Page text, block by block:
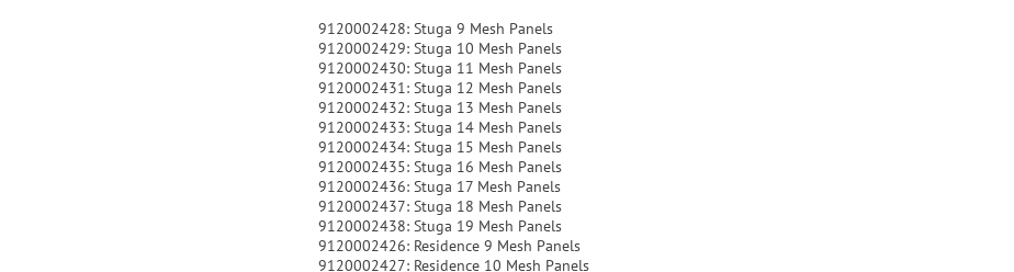
9120002428: Stuga 9 Mesh Panels
9120002429: Stuga 10 Mesh Panels
9120002430: Stuga 11 Mesh Panels
9120002431: Stuga 12 Mesh Panels
9120002432: Stuga 13 Mesh Panels
9120002433: Stuga 14 Mesh Panels
9120002434: Stuga 15 Mesh Panels
9120002435: Stuga 16 Mesh Panels
9120002436: Stuga 17 Mesh Panels
9120002437: Stuga 18 Mesh Panels
9120002438: Stuga 19 Mesh Panels
9120002426: Residence 9 Mesh Panels
9120002427: Residence 10 Mesh Panels